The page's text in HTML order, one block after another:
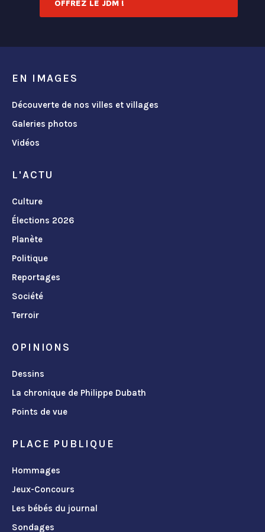
OFFREZ LE JDM !
EN IMAGES
Découverte de nos villes et villages
Galeries photos
Vidéos
L'ACTU
Culture
Élections 2026
Planète
Politique
Reportages
Société
Terroir
OPINIONS
Dessins
La chronique de Philippe Dubath
Points de vue
PLACE PUBLIQUE
Hommages
Jeux-Concours
Les bébés du journal
Sondages